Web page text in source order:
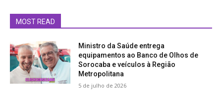
MOST READ
Ministro da Saúde entrega
equipamentos ao Banco de Olhos de
Sorocaba e veículos à Região
Metropolitana
5 de julho de 2026